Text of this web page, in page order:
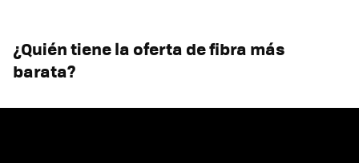
¿Quién tiene la oferta de fibra más
barata?